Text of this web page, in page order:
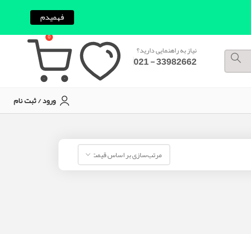
نیاز به راهنمایی دارید؟
33982662 - 021
0
ورود / ثبت نام
فهمیدم